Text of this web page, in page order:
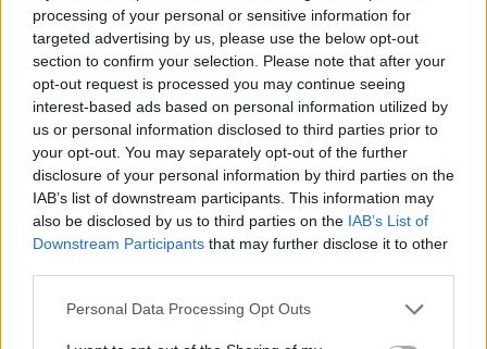
processing of your personal or sensitive information for
targeted advertising by us, please use the below opt-out
section to confirm your selection. Please note that after your
opt-out request is processed you may continue seeing
interest-based ads based on personal information utilized by
us or personal information disclosed to third parties prior to
your opt-out. You may separately opt-out of the further
disclosure of your personal information by third parties on the
IAB’s list of downstream participants. This information may
also be disclosed by us to third parties on the IAB’s List of
Downstream Participants that may further disclose it to other
Please note that this website/app uses one or more Google
Personal Data Processing Opt Outs
megyében. Szentgál falunak az egyikelmélet szerint
Szent Gál a védőszentje.Ennek az volt az oka, hogy
környező bakonyi ősrengeteg hasonló volt ahhoz a
remeteséghez, amelyben Gál meghúzta magát és az
állatokkal barátkozott.
Egy másik verzió szerint a falu barlangjában egy
remete lakott. Mivel Gál volt a neve, a monda szerint
róla nevezték el a falut.
Sankt Gallenből érkező hittérítő pap járta ezt a